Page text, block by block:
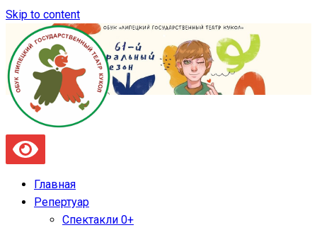
Skip to content
Главная
Репертуар
Спектакли 0+